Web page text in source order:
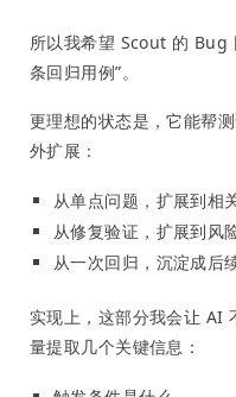
所以我希望 Scout 的 Bug
条回归用例”。
更理想的状态是，它能帮
外扩展：
从单点问题，扩展到相
从修复验证，扩展到风
从一次回归，沉淀成后
实现上，这部分我会让 AI
量提取几个关键信息：